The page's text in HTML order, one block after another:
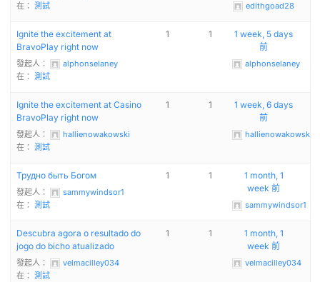
在： 測試 edithgoad28
Ignite the excitement at
BravoPlay right now
發起人：
alphonselaney
在： 測試
1 1
1 week, 5 days
前
alphonselaney
Ignite the excitement at Casino
BravoPlay right now
發起人：
hallienowakowski
在： 測試
1 1
1 week, 6 days
前
hallienowakowski
Трудно быть Богом
發起人：
sammywindsor1
在： 測試
1 1
1 month, 1
week 前
sammywindsor1
Descubra agora o resultado do
jogo do bicho atualizado
發起人：
velmacilley034
在： 測試
1 1
1 month, 1
week 前
velmacilley034